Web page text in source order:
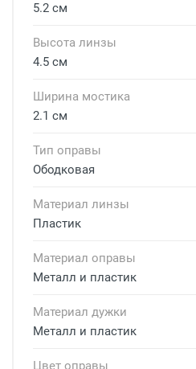
5.2 см
Высота линзы
4.5 см
Ширина мостика
2.1 см
Тип оправы
Ободковая
Материал линзы
Пластик
Материал оправы
Металл и пластик
Материал дужки
Металл и пластик
Цвет оправы